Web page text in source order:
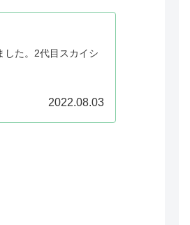
した。2代目スカイシ
2022.08.03